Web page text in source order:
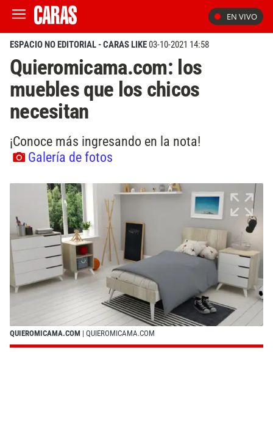
EN VIVO
ESPACIO NO EDITORIAL - CARAS LIKE03-10-2021 14:58
Quieromicama.com: los
muebles que los chicos
necesitan
¡Conoce más ingresando en la nota!
Galería de fotos
QUIEROMICAMA.COM | QUIEROMICAMA.COM